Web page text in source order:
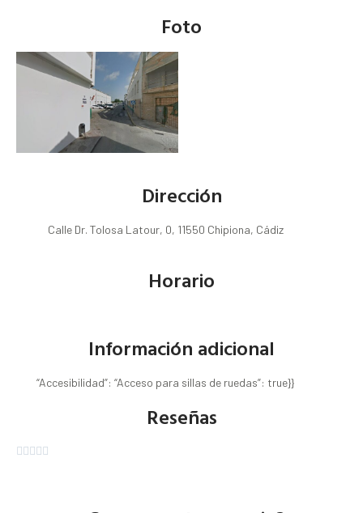
Foto
Dirección
Calle Dr. Tolosa Latour, 0, 11550 Chipiona, Cádiz
Horario
Información adicional
“Accesibilidad”: “Acceso para sillas de ruedas”: true}}
Reseñas
    